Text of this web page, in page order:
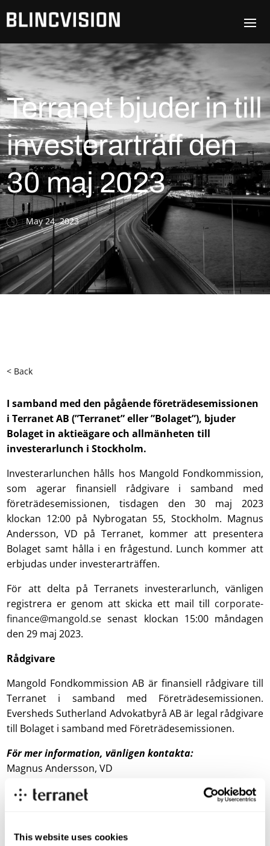
This website uses cookies
Terranet bjuder in till
investerarträff den
30 maj 2023
May 24, 2023
< Back
I samband med den pågående företrädesemissionen
iTerranetAB (”Terranet” eller ”Bolaget”), bjuder
Bolaget in aktieägare och allmänheten till
investerarlunch i Stockholm.
Investerarlunchen hålls hos Mangold Fondkommission,
som agerar finansiell rådgivare i samband med
företrädesemissionen, tisdagen den 30 maj 2023
klockan 12:00 på Nybrogatan 55, Stockholm. Magnus
Andersson, VD på Terranet, kommer att presentera
Bolaget samt hålla i en frågestund. Lunch kommer att
erbjudas under investerarträffen.
För att delta på Terranets investerarlunch, vänligen
registrera er genom att skicka ett mail till corporate-
finance@mangold.se senast klockan 15:00 måndagen
den 29 maj 2023.
Rådgivare
Mangold Fondkommission AB är finansiell rådgivare till
Terranet i samband med Företrädesemissionen.
Eversheds Sutherland Advokatbyrå AB är legal rådgivare
till Bolaget i samband med Företrädesemissionen.
För mer information, vänligen kontakta:
Magnus Andersson, VD
Terranets mål är att rädda liv i stadstrafiken.